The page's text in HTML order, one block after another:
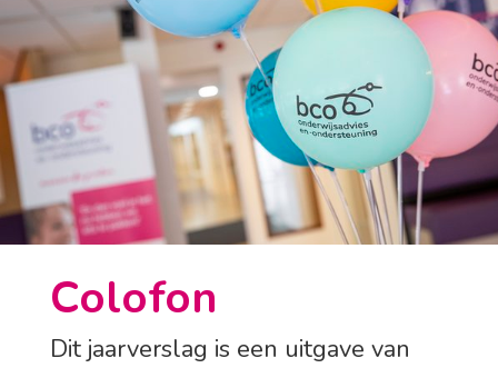
Colofon
Dit jaarverslag is een uitgave van